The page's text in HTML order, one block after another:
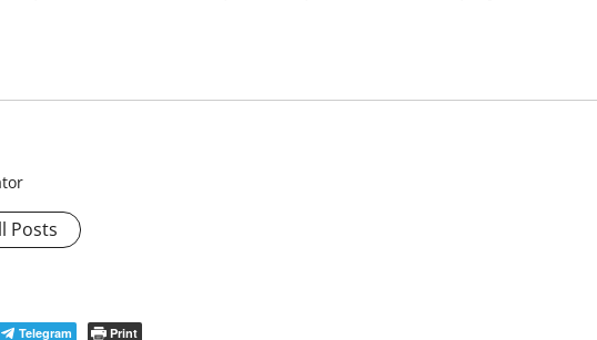
Posts
Telegram Print